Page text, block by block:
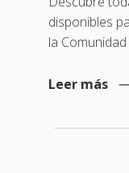
disponibles
la
Leer más